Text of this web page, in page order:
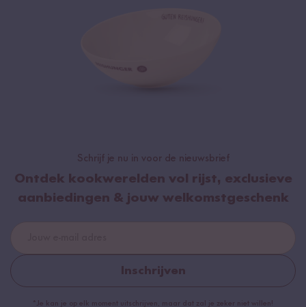
Schrijf je nu in voor de nieuwsbrief
Ontdek kookwerelden vol rijst, exclusieve
aanbiedingen & jouw welkomstgeschenk
Inschrijven
*Je kan je op elk moment uitschrijven, maar dat zal je zeker niet willen!